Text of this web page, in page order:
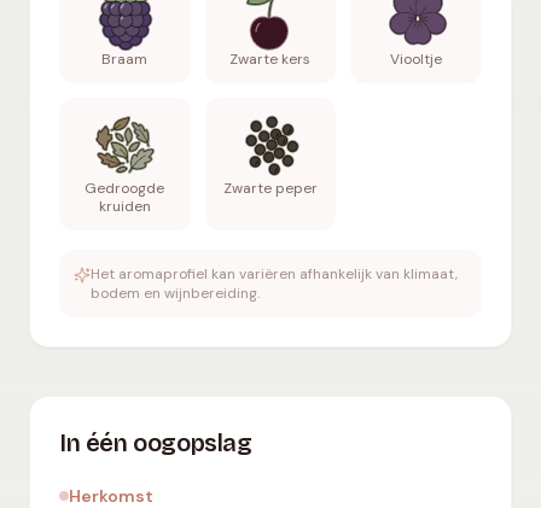
Braam Zwarte kers Viooltje
Gedroogde
kruiden
Zwarte peper
Het aromaprofiel kan variëren afhankelijk van klimaat,
bodem en wijnbereiding.
In één oogopslag
Herkomst